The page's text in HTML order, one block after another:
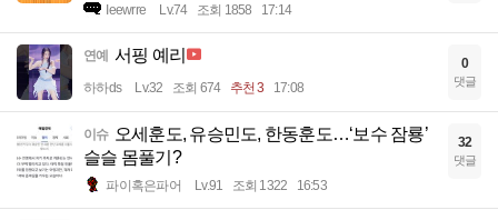
Ieewrre Lv.74 조회 1858 17:14
연예 서핑 예리
하하ds Lv.32 조회 674 추천 3 17:08
0
댓글
이슈 오세훈도, 유승민도, 한동훈도…‘보수 잠룡’
슬슬 몸풀기?
파이혹은파어 Lv.91 조회 1322 16:53
32
댓글